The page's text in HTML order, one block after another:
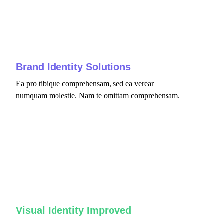
Brand Identity Solutions
Ea pro tibique comprehensam, sed ea verear
numquam molestie. Nam te omittam comprehensam.
Visual Identity Improved